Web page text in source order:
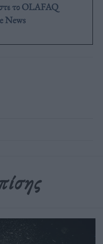
το OLAFAQ
News